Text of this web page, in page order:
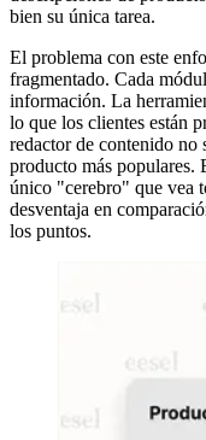
bien su única tarea.
El problema con este
fragmentado. Cada
información. La
lo que los clientes están
redactor de contenido no
producto más populares.
único "cerebro" que vea
desventaja en
los puntos.